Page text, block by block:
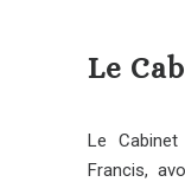
Le
Le
Francis,